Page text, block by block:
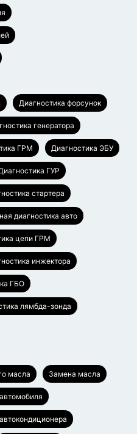
Диагностика форсунок
генератора
ГРМ Диагностика ЭБУ
ГУР
стартера
диагностика авто
цепи ГРМ
инжектора
ГБО
лямбда-зонда
масла Замена масла